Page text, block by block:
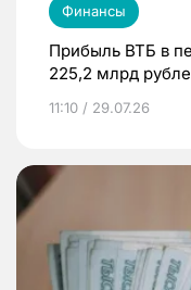
Финансы
Прибыль ВТБ в
225,2 млрд
11:10 / 29.07.26